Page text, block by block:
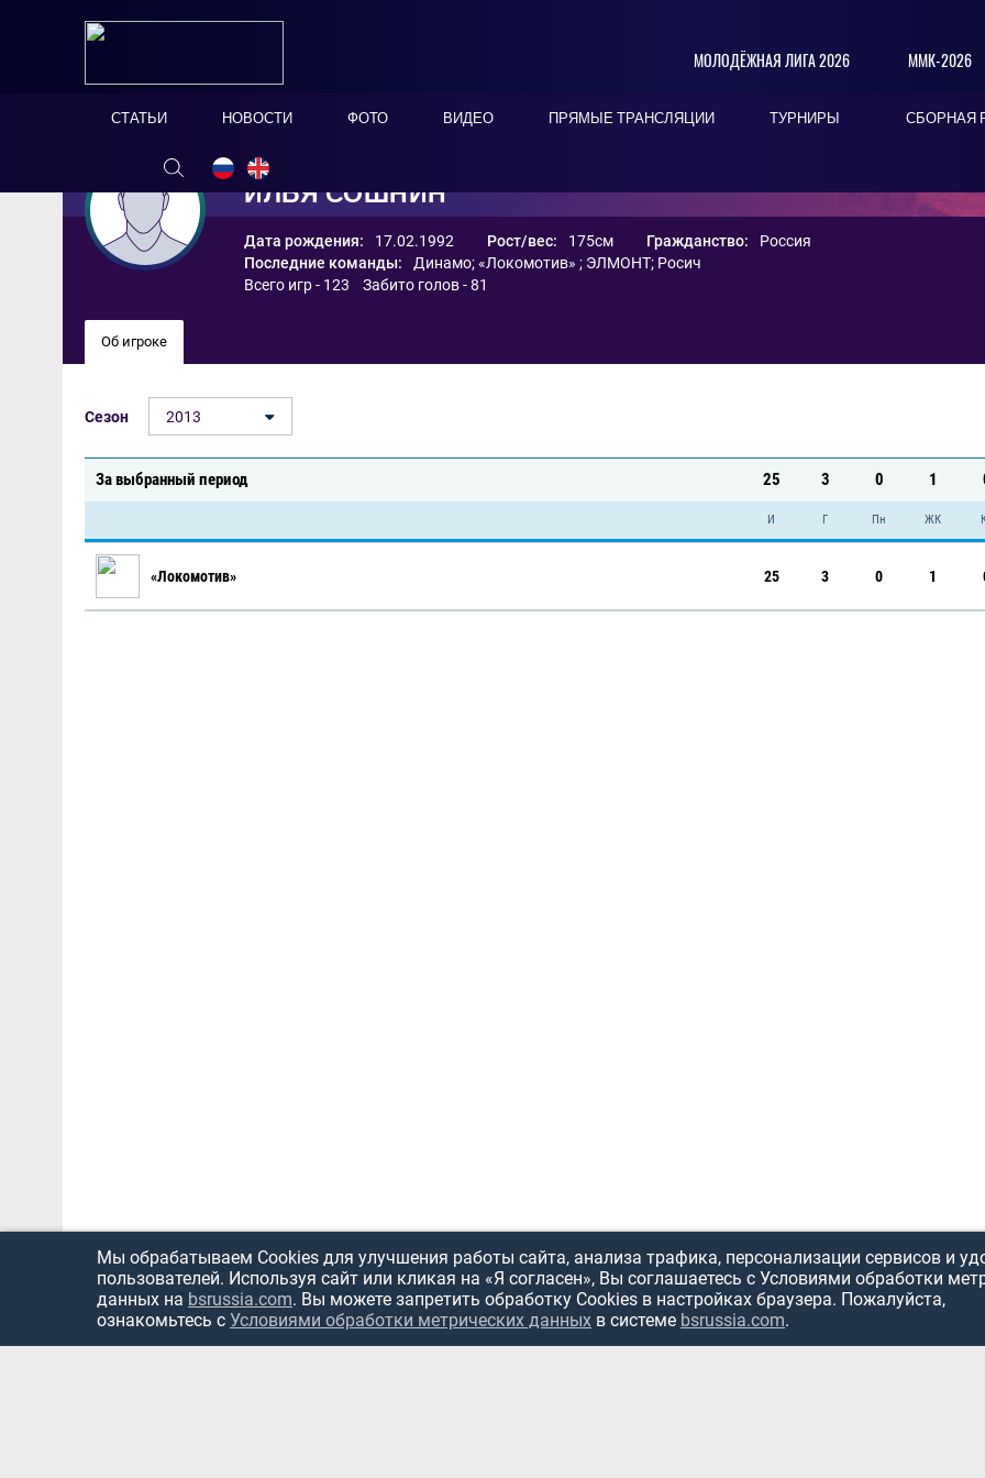
МОЛОДЁЖНАЯ ЛИГА 2026 ММК-2026
СТАТЬИ НОВОСТИ ФОТО ВИДЕО ПРЯМЫЕ ТРАНСЛЯЦИИ ТУРНИРЫ СБОРНАЯ
ИЛЬЯ СОШНИН
Дата рождения: 17.02.1992 Рост/вес: 175см Гражданство:
Россия
Последние команды:
Динамо;«Локомотив» ; ЭЛМОНТ; Росич
Всего игр - 123 Забито голов - 81
Об игроке
Сезон 2013
За выбранный период 25 3 0 1
И Г Пн ЖК
«Локомотив» 25 3 0 1
Мы обрабатываем Cookies для улучшения работы сайта, анализа трафика, персонализации сервисов и
пользователей. Используя сайт или кликая на «Я согласен», Вы соглашаетесь с Условиями обработки
данных на bsrussia.com. Вы можете запретить обработку Cookies в настройках браузера. Пожалуйста,
ознакомьтесь с Условиями обработки метрических данных в системе bsrussia.com.